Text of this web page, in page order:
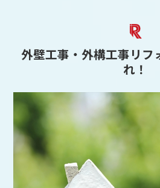
外壁工事・外構工事リフ
れ！